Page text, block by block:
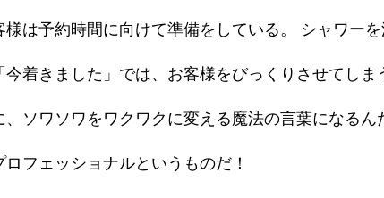
様は予約時間に向けて準備をしている。 シャワー
今着きました」では、お客様をびっくりさせてし
ソワソワをワクワクに変える魔法の言葉になるん
ロフェッショナルというものだ！